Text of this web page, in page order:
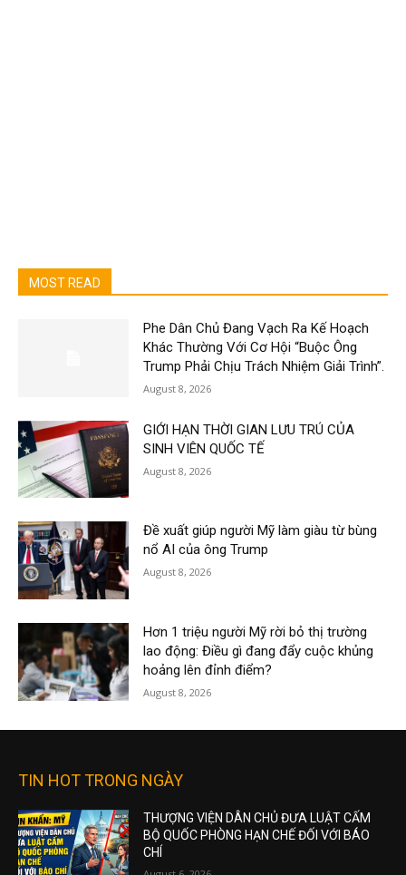
MOST READ
Phe Dân Chủ Đang Vạch Ra Kế Hoạch
Khác Thường Với Cơ Hội “Buộc Ông
Trump Phải Chịu Trách Nhiệm Giải Trình”.
August 8, 2026
GIỚI HẠN THỜI GIAN LƯU TRÚ CỦA
SINH VIÊN QUỐC TẾ
August 8, 2026
Đề xuất giúp người Mỹ làm giàu từ bùng
nổ AI của ông Trump
August 8, 2026
Hơn 1 triệu người Mỹ rời bỏ thị trường
lao động: Điều gì đang đẩy cuộc khủng
hoảng lên đỉnh điểm?
August 8, 2026
TIN HOT TRONG NGÀY
THƯỢNG VIỆN DÂN CHỦ ĐƯA LUẬT CẤM
BỘ QUỐC PHÒNG HẠN CHẾ ĐỐI VỚI BÁO
CHÍ